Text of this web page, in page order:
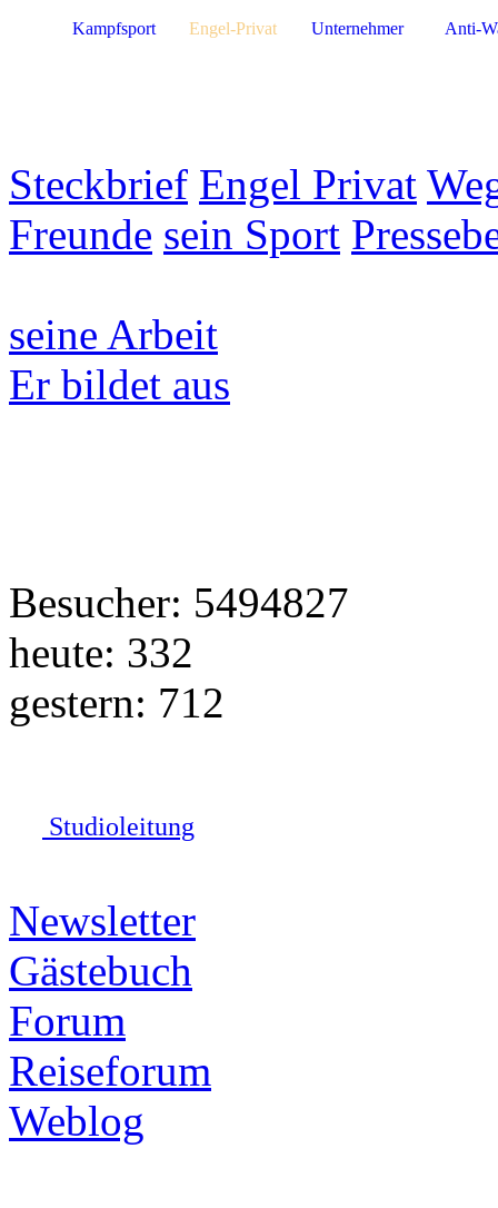
Steckbrief Engel Privat
Freunde sein Sport
seine Arbeit
Er bildet aus
Besucher: 5494827
heute: 332
gestern: 712
Studioleitung
Newsletter
Gästebuch
Forum
Reiseforum
Weblog
Kampfsport Engel-Privat Unternehmer Anti-